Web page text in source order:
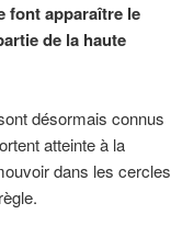
font apparaître le
de la haute
désormais connus
atteinte à la
dans les cercles